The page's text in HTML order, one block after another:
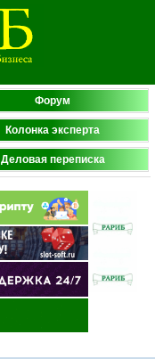
Форум
Колонка эксперта
Деловая переписка